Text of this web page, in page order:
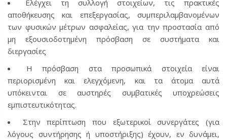
Ελέγχει τη συλλογή στοιχείων, τις πρακτικές
αποθήκευσης και επεξεργασίας, συμπεριλαμβανομένων
των φυσικών μέτρων ασφαλείας, για την προστασία από
μη εξουσιοδοτημένη πρόσβαση σε συστήματα και
διεργασίες
Η πρόσβαση στα προσωπικά στοιχεία είναι
περιορισμένη και ελεγχόμενη, και τα άτομα αυτά
υπόκεινται σε αυστηρές συμβατικές υποχρεώσεις
εμπιστευτικότητας.
Στην περίπτωση που εξωτερικοί συνεργάτες (για
λόγους συντήρησης ή υποστήριξης) έχουν, εν δυνάμει,